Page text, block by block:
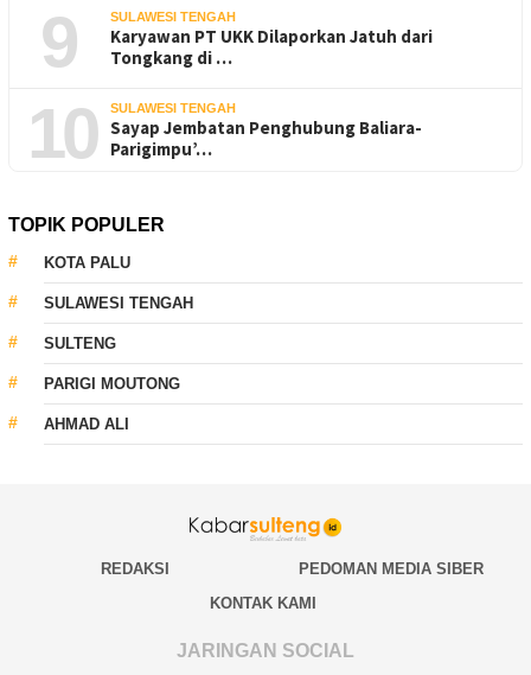
9 SULAWESI TENGAH
Karyawan PT UKK Dilaporkan Jatuh dari
Tongkang di …
10 SULAWESI TENGAH
Sayap Jembatan Penghubung Baliara-
Parigimpu’…
TOPIK POPULER
KOTA PALU
SULAWESI TENGAH
SULTENG
PARIGI MOUTONG
AHMAD ALI
REDAKSI
PEDOMAN MEDIA SIBER
KONTAK KAMI
JARINGAN SOCIAL